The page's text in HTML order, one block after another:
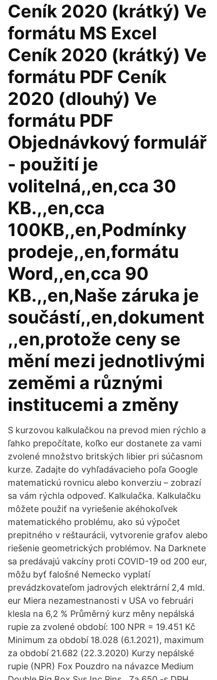
Ceník 2020 (krátký) Ve
formátu MS Excel
Ceník 2020 (krátký) Ve
formátu PDF Ceník
2020 (dlouhý) Ve
formátu PDF
Objednávkový formulář
- použití je
volitelná,,en,cca 30
KB.,,en,cca
100KB,,en,Podmínky
prodeje,,en,formátu
Word,,en,cca 90
KB.,,en,Naše záruka je
součástí,,en,dokument
,,en,protože ceny se
mění mezi jednotlivými
zeměmi a různými
institucemi a změny
S kurzovou kalkulačkou na prevod mien rýchlo a
ľahko prepočítate, koľko eur dostanete za vami
zvolené množstvo britských libier pri súčasnom
kurze. Zadajte do vyhľadávacieho poľa Google
matematickú rovnicu alebo konverziu – zobrazí
sa vám rýchla odpoveď. Kalkulačka. Kalkulačku
môžete použiť na vyriešenie akéhokoľvek
matematického problému, ako sú výpočet
prepitného v reštaurácii, vytvorenie grafov alebo
riešenie geometrických problémov. Na Darknete
sa predávajú vakcíny proti COVID-19 od 200 eur,
môžu byť falošné Nemecko vyplatí
prevádzkovateľom jadrových elektrární 2,4 mld.
eur Miera nezamestnanosti v USA vo februári
klesla na 6,2 % Průměrný kurz měny nepálská
rupie za zvolené období: 100 NPR = 19.451 Kč
Minimum za období 18.028 (6.1.2021), maximum
za období 21.682 (22.3.2020) Kurzy nepálské
rupie (NPR) Fox Pouzdro na návazce Medium